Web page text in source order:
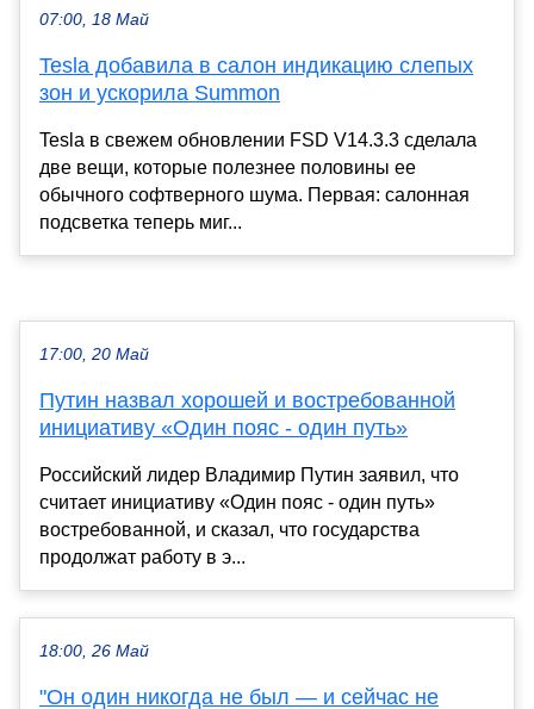
07:00, 18 Май
Tesla добавила в салон индикацию слепых
зон и ускорила Summon
Tesla в свежем обновлении FSD V14.3.3 сделала
две вещи, которые полезнее половины ее
обычного софтверного шума. Первая: салонная
подсветка теперь миг...
17:00, 20 Май
Путин назвал хорошей и востребованной
инициативу «Один пояс - один путь»
Российский лидер Владимир Путин заявил, что
считает инициативу «Один пояс - один путь»
востребованной, и сказал, что государства
продолжат работу в э...
18:00, 26 Май
"Он один никогда не был — и сейчас не